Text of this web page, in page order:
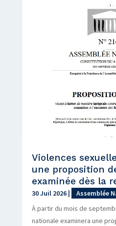
Violences
une proposition
examinée dès la
30 Juil 2026|
Assemblée
À partir du mois de
nationale examinera une